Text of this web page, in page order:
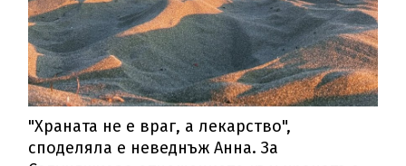
"Храната не е враг, а лекарство",
споделяла е неведнъж Анна. За